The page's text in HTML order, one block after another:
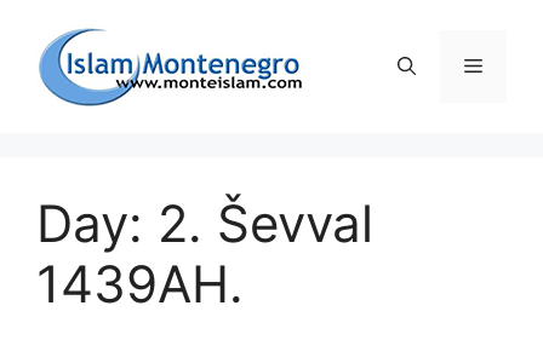
sadržaj
Day: 2. Ševval
1439AH.